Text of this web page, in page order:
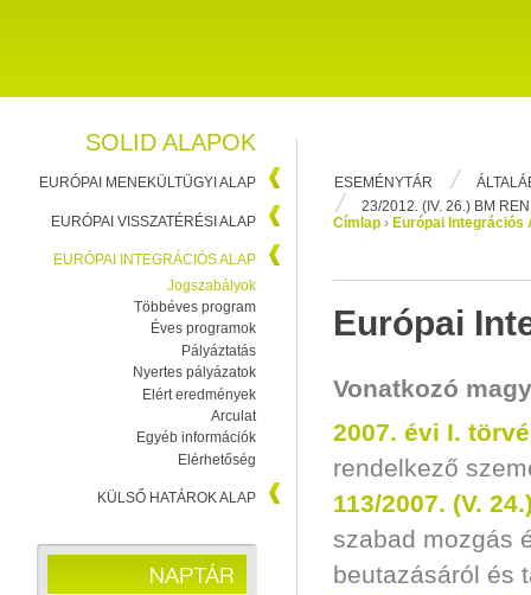
ESEMÉNYTÁR
23/2012. (IV. 26.) BM
SOLID ALAPOK
EURÓPAI MENEKÜLTÜGYI ALAP
EURÓPAI VISSZATÉRÉSI ALAP
EURÓPAI INTEGRÁCIÓS ALAP
Jogszabályok
Többéves program
Éves programok
Pályáztatás
Nyertes pályázatok
Elért eredmények
Arculat
Egyéb információk
Elérhetőség
KÜLSŐ HATÁROK ALAP
Címlap › Európai Integrációs
Európai
Vonatkozó
2007. évi I.
rendelkező
113/2007. (V.
szabad mozgás
beutazásáról és